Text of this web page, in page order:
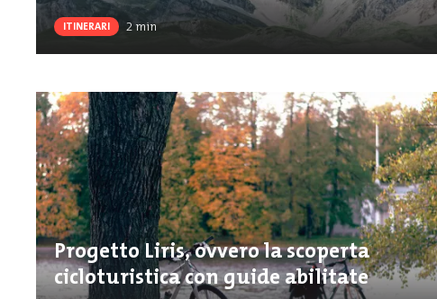
ITINERARI 2min
Progetto Liris, ovvero la scoperta
cicloturistica con guide abilitate